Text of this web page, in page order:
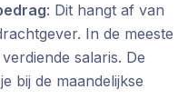
: Dit hangt af van
In de meeste
salaris. De
bij de maandelijkse